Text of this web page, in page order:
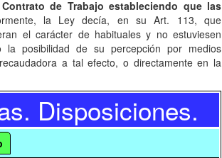
de Trabajo estableciendo que las
la Ley decía, en su Art. 113, que
el carácter de habituales y no estuviesen
la posibilidad de su percepción por medios
a tal efecto, o directamente en la
Disposiciones.